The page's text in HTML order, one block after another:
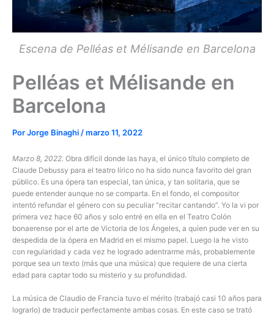
Escena de Pelléas et Mélisande en Barcelona
Pelléas et Mélisande en
Barcelona
PorJorge Binaghi /marzo 11, 2022
Marzo 8, 2022. Obra difícil donde las haya, el único título completo de
Claude Debussy para el teatro lírico no ha sido nunca favorito del gran
público. Es una ópera tan especial, tan única, y tan solitaria, que se
puede entender aunque no se comparta. En el fondo, el compositor
intentó refundar el género con su peculiar “recitar cantando”. Yo la vi por
primera vez hace 60 años y solo entré en ella en el Teatro Colón
bonaerense por el arte de Victoria de los Ángeles, a quien pude ver en su
despedida de la ópera en Madrid en el mismo papel. Luego la he visto
con regularidad y cada vez he logrado adentrarme más, probablemente
porque sea un texto (más que una música) que requiere de una cierta
edad para captar todo su misterio y su profundidad.
La música de Claudio de Francia tuvo el mérito (trabajó casi 10 años para
lograrlo) de traducir perfectamente ambas cosas. En este caso se trató